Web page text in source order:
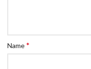
Name*